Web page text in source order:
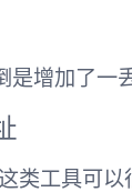
是增加了一
类工具可